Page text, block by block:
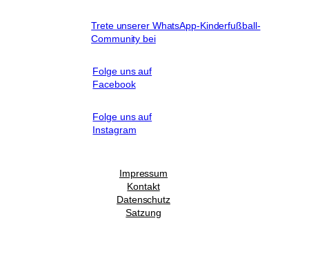
Trete unserer WhatsApp-Kinderfußball-
Community bei
Folge uns auf
Facebook
Folge uns auf
Instagram
Impressum
Kontakt
Datenschutz
Satzung